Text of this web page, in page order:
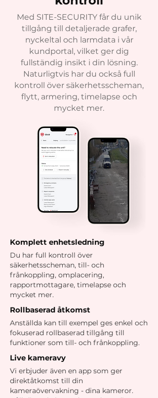
Med SITE-SECURITY får du unik
tillgång till detaljerade grafer,
nyckeltal och larmdata i vår
kundportal, vilket ger dig
fullständig insikt i din lösning.
Naturligtvis har du också full
kontroll över säkerhetsscheman,
flytt, armering, timelapse och
mycket mer.
Komplett enhetsledning
Du har full kontroll över
säkerhetsscheman, till- och
frånkoppling, omplacering,
rapportmottagare, timelapse och
mycket mer.
Rollbaserad åtkomst
Anställda kan till exempel ges enkel och
fokuserad rollbaserad tillgång till
funktioner som till- och frånkoppling.
Live kameravy
Vi erbjuder även en app som ger
direktåtkomst till din
kameraövervakning - dina kameror.